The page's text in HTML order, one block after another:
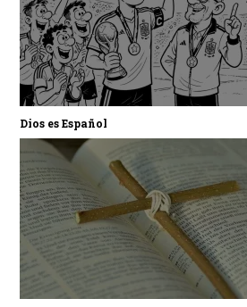
Dios es Español